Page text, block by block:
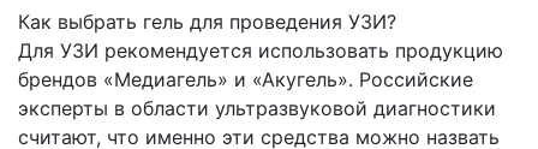
Как выбрать гель для проведения УЗИ?
Для УЗИ рекомендуется использовать продукцию
брендов «Медиагель» и «Акугель». Российские
эксперты в области ультразвуковой диагностики
считают, что именно эти средства можно назвать